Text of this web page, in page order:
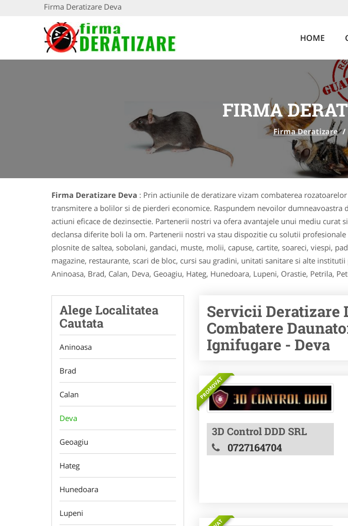
Firma Deratizare Deva
HOME
FIRMA
Firma Deratizare /
Firma Deratizare Deva : Prin actiunile de deratizare vizam combaterea
transmitere a bolilor si de pierderi economice. Raspundem nevoilor
actiuni eficace de dezinsectie. Partenerii nostri va ofera avantajele unui mediu
declansa diferite boli la om. Partenerii nostri va stau dispozitie cu solutii
plosnite de saltea, sobolani, gandaci, muste, molii, capuse, cartite, soareci, viespi,
magazine, restaurante, scari de bloc, cursi sau gradini, unitati sanitare si alte
Aninoasa, Brad, Calan, Deva, Geoagiu, Hateg, Hunedoara, Lupeni, Orastie, Petrila,
Alege Localitatea
Cautata
Aninoasa
Brad
Calan
Deva
Geoagiu
Hateg
Hunedoara
Lupeni
Servicii Deratizare
Combatere
Ignifugare - Deva
PROMOVAT
3D Control DDD SRL
0727164704